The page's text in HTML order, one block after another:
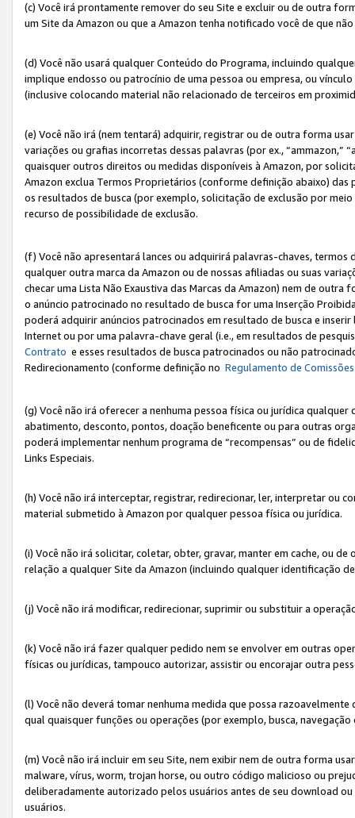
(c) Você irá prontamente remover do seu Site e excluir ou de outra
um Site da Amazon ou que a Amazon tenha notificado você de que
(d) Você não usará qualquer Conteúdo do Programa, incluindo
implique endosso ou patrocínio de uma pessoa ou empresa, ou
(inclusive colocando material não relacionado de terceiros em
(e) Você não irá (nem tentará) adquirir, registrar ou de outra forma
variações ou grafias incorretas dessas palavras (por ex., “ammazon,”
quaisquer outros direitos ou medidas disponíveis à Amazon, por
Amazon exclua Termos Proprietários (conforme definição abaixo)
os resultados de busca (por exemplo, solicitação de exclusão por
recurso de possibilidade de exclusão.
(f) Você não apresentará lances ou adquirirá palavras-chaves,
qualquer outra marca da Amazon ou de nossas afiliadas ou suas
checar uma Lista Não Exaustiva das Marcas da Amazon) nem de
o anúncio patrocinado no resultado de busca for uma Inserção
poderá adquirir anúncios patrocinados em resultado de busca e
Internet ou por uma palavra-chave geral (i.e., em resultados de
Contrato e esses resultados de busca patrocinados ou não
Redirecionamento (conforme definição no Regulamento de Comissões
(g) Você não irá oferecer a nenhuma pessoa física ou jurídica
abatimento, desconto, pontos, doação beneficente ou para outras
poderá implementar nenhum programa de “recompensas” ou de
Links Especiais.
(h) Você não irá interceptar, registrar, redirecionar, ler, interpretar
material submetido à Amazon por qualquer pessoa física ou jurídica.
(i) Você não irá solicitar, coletar, obter, gravar, manter em cache, ou
relação a qualquer Site da Amazon (incluindo qualquer identificação
(j) Você não irá modificar, redirecionar, suprimir ou substituir a
(k) Você não irá fazer qualquer pedido nem se envolver em outras
físicas ou jurídicas, tampouco autorizar, assistir ou encorajar outra
(l) Você não deverá tomar nenhuma medida que possa
qual quaisquer funções ou operações (por exemplo, busca,
(m) Você não irá incluir em seu Site, nem exibir nem de outra forma
malware, vírus, worm, trojan horse, ou outro código malicioso ou
deliberadamente autorizado pelos usuários antes de seu download
usuários.